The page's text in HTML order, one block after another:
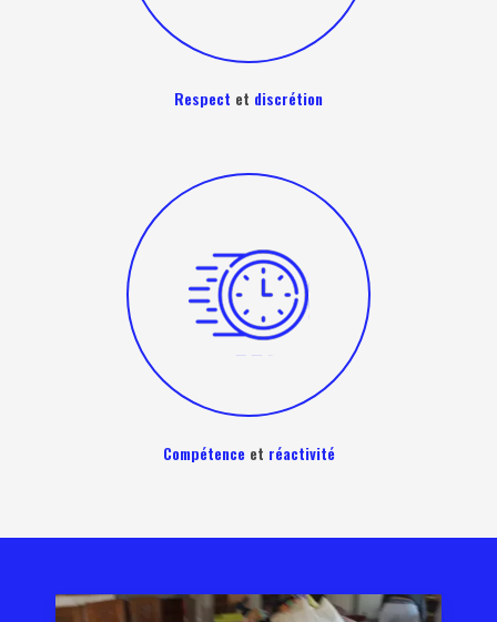
Respect et discrétion
Compétence et réactivité